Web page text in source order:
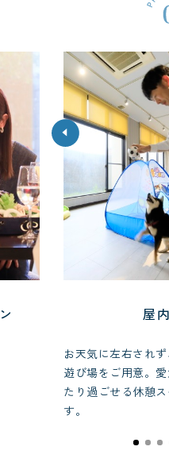
屋
お天気に左右され
遊び場をご用意。
たり過ごせる休憩
す。